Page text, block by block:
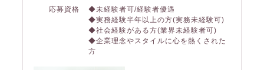
応募資格
◆未経験者可/経験者優遇
◆実務経験半年以上の方(実務未経験可)
◆社会経験がある方(業界未経験者可)
◆企業理念やスタイルに心を熱くされた
方